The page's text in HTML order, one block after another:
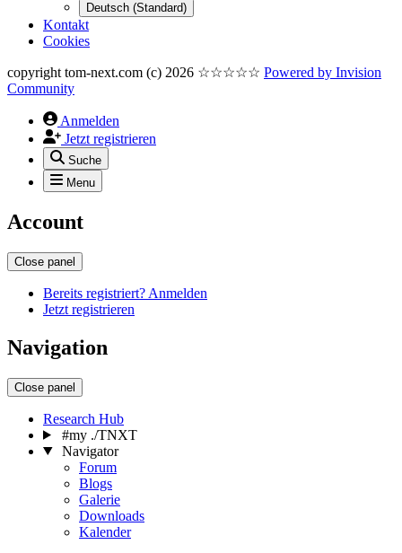
Deutsch (Standard)
Kontakt
Cookies
copyright tom-next.com (c) 2026 ☆☆☆☆☆ Powered by Invision
Community
Anmelden
Jetzt registrieren
Suche
Menu
Account
Close panel
Bereits registriert? Anmelden
Jetzt registrieren
Navigation
Close panel
Research Hub
#my ./TNXT
Navigator
Forum
Blogs
Galerie
Downloads
Kalender